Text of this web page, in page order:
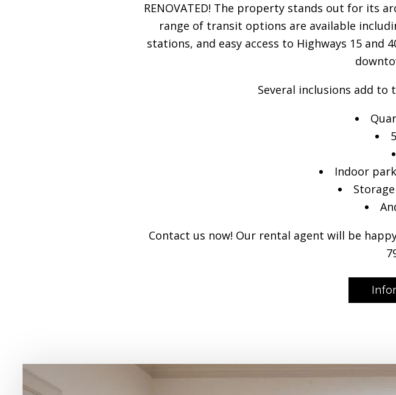
RENOVATED! The property stands out for its
range of transit options are available
stations, and easy access to Highways 15 and
Several inclusions add to
Indoor
Contact us now! Our rental agent will be